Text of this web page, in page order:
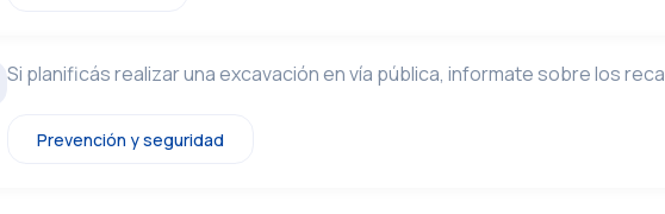
Si planificás realizar una excavación en vía pública, informate sobre los
Prevención y seguridad